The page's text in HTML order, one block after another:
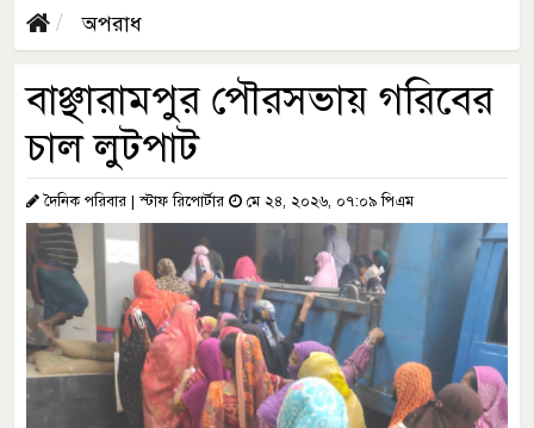
অপরাধ
বাঞ্ছারামপুর পৌরসভায় গরিবের
চাল লুটপাট
দৈনিক পরিবার | স্টাফ রিপোর্টার মে ২৪, ২০২৬, ০৭:০৯ পিএম